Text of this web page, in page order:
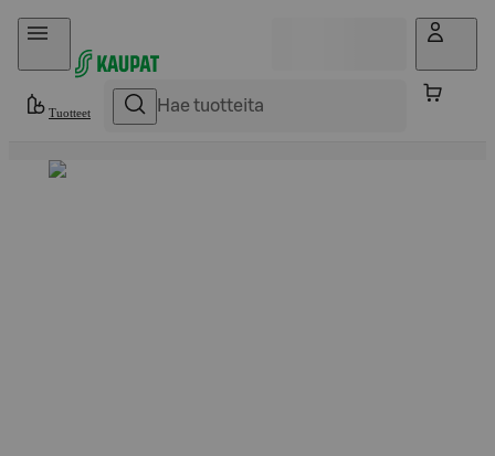
Hyppää sisältöön
Tuotteet